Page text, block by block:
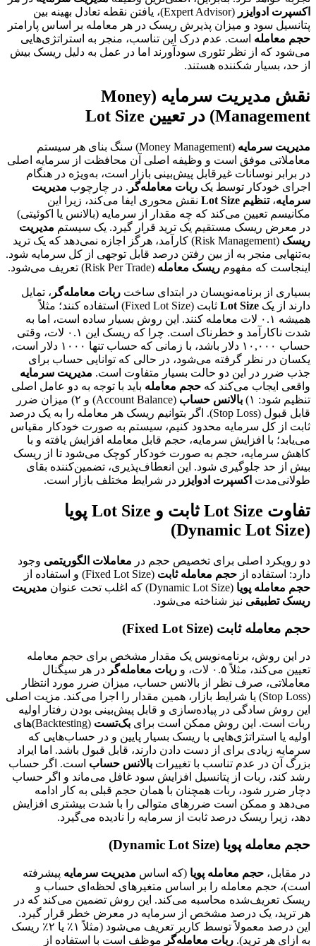
اکسپرت ادوایزر
(Expert Advisor)، یافتن نقطه تعادل بهینه بین
پتانسیل سود و میزان پذیرش ریسک در هر معامله بر اساس پارامتر
حجم معامله است. عدم درک این تناسب، منجر به استراتژی‌هایی
می‌شود که از نظر تئوری سودآورند اما در عمل به دلیل ریسک بیش
از حد، بسیار شکننده هستند.
نقش مدیریت سرمایه (Money
Management) در تعیین Lot Size
مدیریت سرمایه
(Money Management) سنگ بنای هر سیستم
معاملاتی موفق است و وظیفه اصلی آن محافظت از سرمایه اصلی
در برابر نوسانات غیرقابل پیش‌بینی بازار است، به‌ویژه در هنگام
اجرای خودکار توسط یک ربات معامله‌گر . در چارچوب مدیریت
سرمایه،تنظیم Lot Size
نقش محوری ایفا می‌کند، زیرا این
مکانیسم تعیین می‌کند که چه مقدار از سرمایه (بالانس یا اکوئیتی)
در معرض ریسک مستقیم یک ترید قرار گیرد. یک سیستم مدیریت
ریسک
(Risk Management) کارآمد، هرگز اجازه نمی‌دهد که یک ترید
به‌تنهایی منجر به از بین رفتن درصد قابل توجهی از کل سرمایه شود.
اینجاست که مفهوم ریسک معامله (Risk Per Trade) تعریف می‌شود.
بسیاری از برنامه‌نویسان در ابتدای ساخت ربات معامله‌گر ، تمایل
دارند از یک Lot Size
ثابت (Fixed Lot Size) استفاده کنند؛ مثلاً
همیشه ۰.۱ لات معامله کنند. این روش بسیار ساده است، اما به
شدت ناکارآمد و خطرناک است. چرا که ریسک این ۰.۱ لات، وقتی
حساب ۱۰,۰۰۰ دلار باشد، با زمانی که حساب تنها ۱۰۰۰ دلار است،
یکسان در نظر گرفته می‌شود، در حالی که توانایی حساب برای
جذب ضرر در این دو حالت بسیار متفاوت است. مدیریت سرمایه
واقعی ایجاب می‌کند که حجم معامله باید با توجه به دو عامل اصلی
تنظیم شود: ۱)
بالانس حساب
(Account Balance) و ۲) میزان ضرر
قابل قبول (Stop Loss). اگر بتوانیم ریسک هر معامله را به یک درصد
ثابت از کل سرمایه محدود کنیم، سیستم به صورت خودکار مقیاس
می‌یابد؛ با افزایش سرمایه، حجم قابل معامله افزایش یافته و با
کاهش سرمایه، حجم به صورت خودکار کوچک می‌شود تا از ریسک
بیش از حد جلوگیری شود. این انعطاف‌پذیری، تضمین‌کننده بقای
طولانی‌مدت اکسپرت ادوایزر در شرایط مختلف بازار است.
تفاوت Lot Size ثابت و Lot Size پویا
(Dynamic Lot Size)
دو رویکرد اصلی برای تخصیص حجم در معاملات الگوریتمی وجود
دارد: استفاده از حجم معامله ثابت (Fixed Lot Size) و استفاده از
حجم معامله پویا (Dynamic Lot Size) که اغلب تحت عنوان
مدیریت
ریسک تطبیقی نیز شناخته می‌شود.
حجم معامله ثابت (Fixed Lot Size)
در این روش، برنامه‌نویس یک مقدار مشخص برای حجم معامله
تعیین می‌کند، مثلاً ۰.۵ لات، و
ربات معامله‌گر در هر سیگنال
معاملاتی، صرف نظر از بالانس حساب، میزان ضرر مورد انتظار
(Stop Loss) یا شرایط بازار، همین مقدار را اجرا می‌کند. مزیت اصلی
این روش سادگی در پیاده‌سازی و قابل پیش‌بینی بودن رفتار اولیه
ربات است. این روش ممکن است برای بک‌تست
(Backtesting)‌های
اولیه یا استراتژی‌هایی با ریسک بسیار پایین و در حساب‌هایی که
سرمایه زیادی برای از دست دادن دارند، قابل قبول باشد. اما ایراد
بزرگ آن در عدم تناسب با تغییرات بالانس حساب است. اگر حساب
رشد کند، ربات از پتانسیل افزایش سود غافل می‌ماند و اگر حساب
دچار ضرر شود، ربات همچنان با همان حجم قبلی به کار ادامه
می‌دهد و ممکن است ضررهای متوالی را با شدت بیشتری افزایش
دهد، زیرا ریسک درصد ثابت از سرمایه را نادیده می‌گیرد.
حجم معامله پویا (Dynamic Lot Size)
در مقابل، حجم معامله پویا (که اساس مدیریت سرمایه پیشرفته
است)، حجم معامله را بر اساس متغیرهای لحظه‌ای حساب و
ریسک تعریف‌شده محاسبه می‌کند. این روش تضمین می‌کند که در
هر ترید، یک درصد مشخص از سرمایه در معرض خطر قرار گیرد.
این درصد معمولاً توسط کاربر تعریف می‌شود (مثلاً ۱٪ یا ۲٪ ریسک
به ازای هر ترید). ربات معامله‌گر موظف است با استفاده از